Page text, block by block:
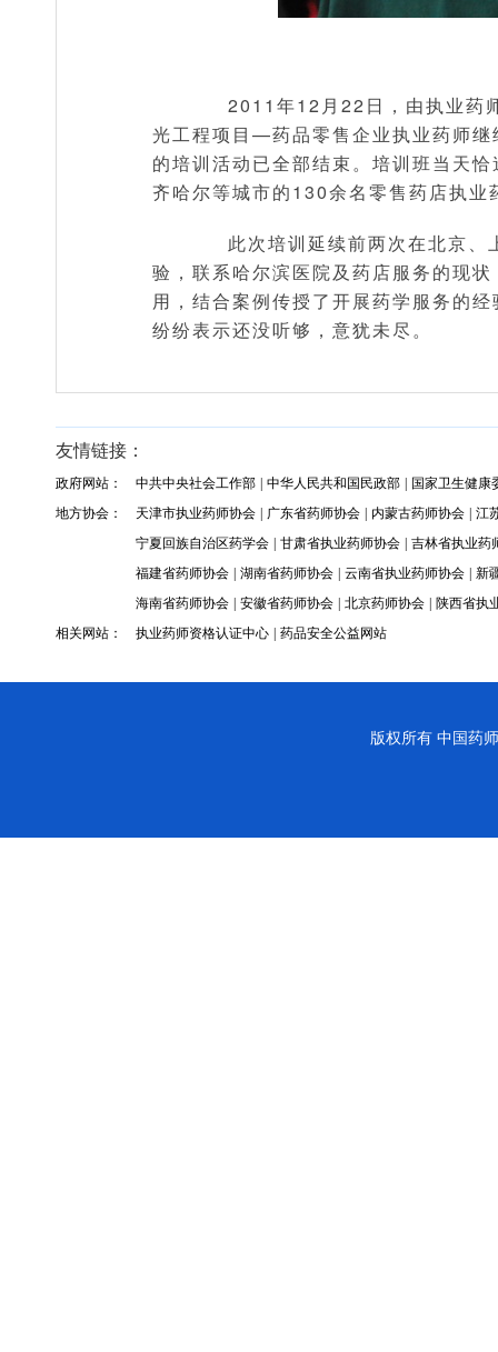
2011年12月22日，由执业药师
光工程项目—药品零售企业执业药师
的培训活动已全部结束。培训班当天
齐哈尔等城市的130余名零售药店执业
此次培训延续前两次在北京、
验，联系哈尔滨医院及药店服务的现
用，结合案例传授了开展药学服务的
纷纷表示还没听够，意犹未尽。
友情链接：
政府网站： 中共中央社会工作部 中华人民共和国民政部
国家卫生健康
地方协会：
天津市执业药师协会 广东省药师协会 内蒙古药师协会
江
宁夏回族自治区药学会
甘肃省执业药师协会
吉林省执业药
福建省药师协会
湖南省药师协会 云南省执业药师协会
新
海南省药师协会
安徽省药师协会 北京药师协会
陕西省执
相关网站：
执业药师资格认证中心 药品安全公益网站
版权所有 中国药